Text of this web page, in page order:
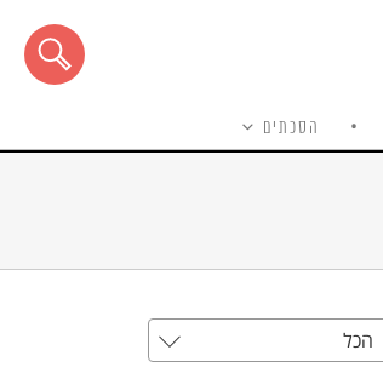
הסכתים
הכל